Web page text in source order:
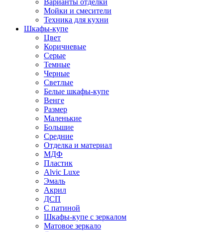
Варианты отделки
Мойки и смесители
Техника для кухни
Шкафы-купе
Цвет
Коричневые
Серые
Темные
Черные
Светлые
Белые шкафы-купе
Венге
Размер
Маленькие
Большие
Средние
Отделка и материал
МДФ
Пластик
Alvic Luxe
Эмаль
Акрил
ДСП
С патиной
Шкафы-купе с зеркалом
Матовое зеркало